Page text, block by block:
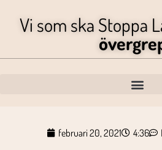
Vi som ska Stoppa
februari 20, 2021 4:36